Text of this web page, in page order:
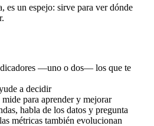
es un espejo: sirve para ver dónde
—uno o dos— los que te
a decidir
para aprender y mejorar
habla de los datos y pregunta
métricas también evolucionan